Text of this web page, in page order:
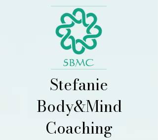
Stefanie
Body&Mind
Coaching